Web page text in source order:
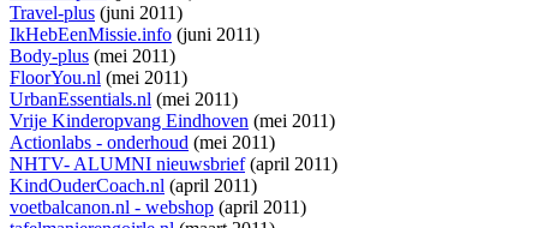
Travel-plus (juni 2011)
IkHebEenMissie.info (juni 2011)
Body-plus (mei 2011)
FloorYou.nl (mei 2011)
UrbanEssentials.nl (mei 2011)
Vrije Kinderopvang Eindhoven (mei 2011)
Actionlabs - onderhoud (mei 2011)
NHTV- ALUMNI nieuwsbrief(april 2011)
KindOuderCoach.nl (april 2011)
voetbalcanon.nl - webshop (april 2011)